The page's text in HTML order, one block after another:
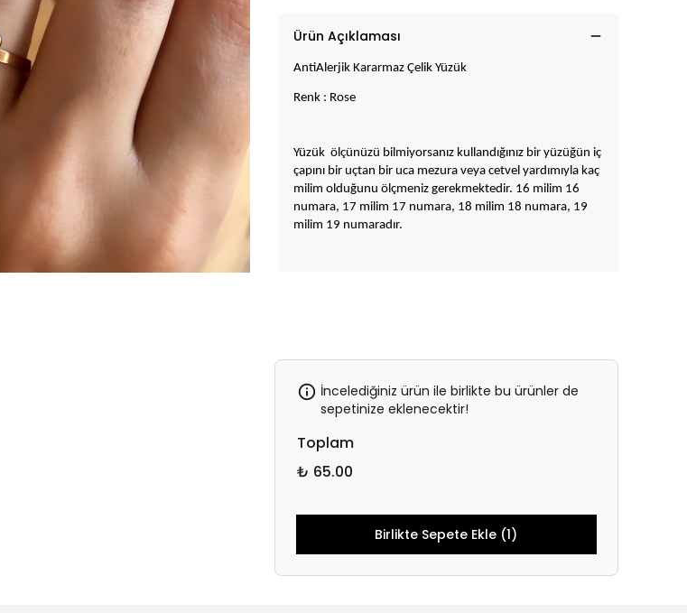
Ürün Açıklaması
AntiAlerjik Kararmaz Çelik Yüzük
Renk : Rose
Yüzük ölçünüzü bilmiyorsanız kullandığınız bir yüzüğün iç
çapını bir uçtan bir uca mezura veya cetvel yardımıyla kaç
milim olduğunu ölçmeniz gerekmektedir. 16 milim 16
numara, 17 milim 17 numara, 18 milim 18 numara, 19
milim 19 numaradır.
İncelediğiniz ürün ile birlikte bu ürünler de
sepetinize eklenecektir!
Toplam
₺ 65.00
Birlikte Sepete Ekle (1)